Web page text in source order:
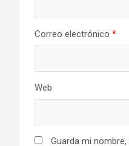
Correo electrónico *
Web
Guarda mi